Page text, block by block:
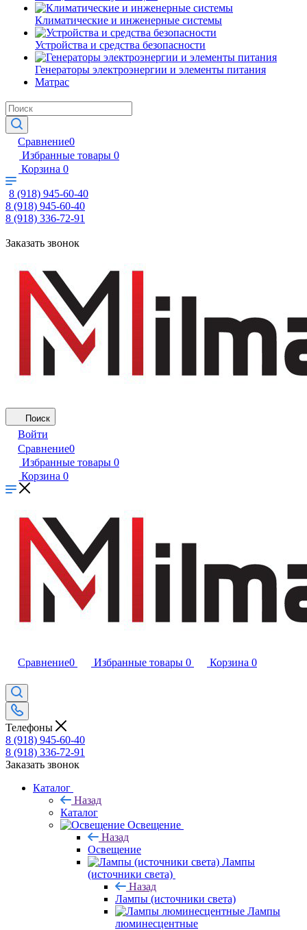
Климатические и инженерные системы
Устройства и средства безопасности
Генераторы электроэнергии и элементы питания
Матрас
Сравнение0
Избранные товары 0
Корзина 0
8 (918) 945-60-40
8 (918) 945-60-40
8 (918) 336-72-91
Заказать звонок
Поиск
Войти
Сравнение0
Избранные товары 0
Корзина 0
Сравнение0 Избранные товары 0 Корзина 0
Телефоны
8 (918) 945-60-40
8 (918) 336-72-91
Заказать звонок
Каталог
Назад
Каталог
Освещение
Назад
Освещение
Лампы
(источники света)
Назад
Лампы (источники света)
Лампы
люминесцентные